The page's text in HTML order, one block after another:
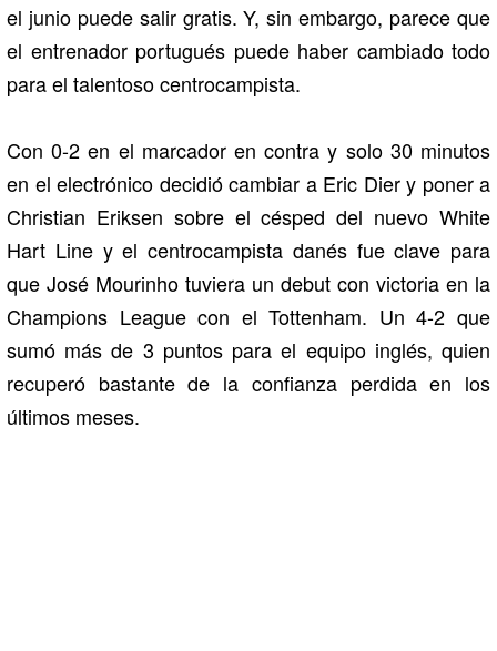
el junio puede salir gratis. Y, sin embargo, parece que
el entrenador portugués puede haber cambiado todo
para el talentoso centrocampista.
Con 0-2 en el marcador en contra y solo 30 minutos
en el electrónico decidió cambiar a Eric Dier y poner a
Christian Eriksen sobre el césped del nuevo White
Hart Line y el centrocampista danés fue clave para
que José Mourinho tuviera un debut con victoria en la
Champions League con el Tottenham. Un 4-2 que
sumó más de 3 puntos para el equipo inglés, quien
recuperó bastante de la confianza perdida en los
últimos meses.